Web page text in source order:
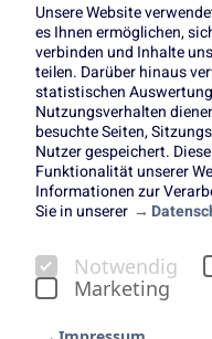
Unsere Website
es Ihnen ermöglichen,
verbinden und Inhalte
teilen. Darüber hinaus
statistischen
Nutzungsverhalten
besuchte Seiten,
Nutzer gespeichert.
Funktionalität unserer
Informationen zur
Sie in unserer
Notwendig
Marketing
DIY:
Der Muttertag ist ein
denen wir unser
Bauch getragen,
diesem Jahr fällt der
den 12. Mai. Und dazu